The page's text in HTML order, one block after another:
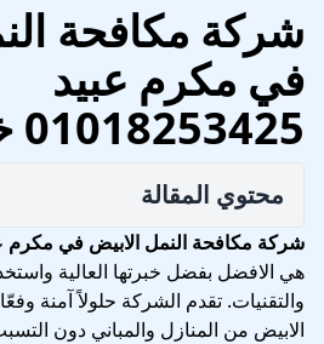
شركة مكافحة
في مكرم عبيد
01018253425 خصم 60%
محتوي المقالة
شركة مكافحة النمل الابيض في مكرم
هي الافضل بفضل خبرتها العالية
والتقنيات. تقدم الشركة حلولاً آمنة
الابيض من المنازل والمباني دون